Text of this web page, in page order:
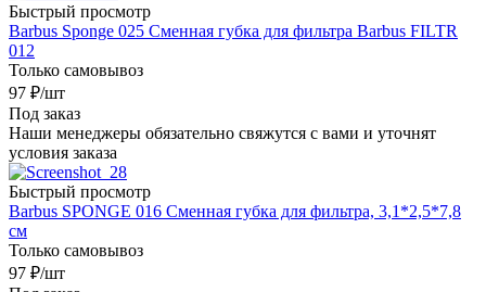
Быстрый просмотр
Barbus Sponge 025 Сменная губка для фильтра Barbus FILTR
012
Только самовывоз
97 ₽/шт
Под заказ
Наши менеджеры обязательно свяжутся с вами и уточнят
условия заказа
Быстрый просмотр
Barbus SPONGE 016 Сменная губка для фильтра, 3,1*2,5*7,8
см
Только самовывоз
97 ₽/шт